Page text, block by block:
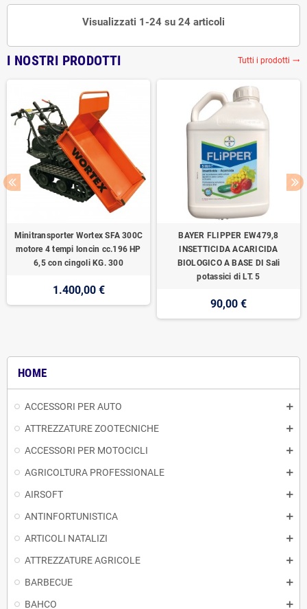
HOME
ACCESSORI PER AUTO
ATTREZZATURE ZOOTECNICHE
ACCESSORI PER MOTOCICLI
AGRICOLTURA PROFESSIONALE
AIRSOFT
ANTINFORTUNISTICA
ARTICOLI NATALIZI
ATTREZZATURE AGRICOLE
BARBECUE
BAHCO
Visualizzati 1-24 su 24 articoli
I NOSTRI PRODOTTI Tutti i prodotti trending_flat
Minitransporter Wortex SFA 300C
motore 4 tempi loncin cc.196 HP
6,5 con cingoli KG. 300
1.400,00 €
BAYER FLIPPER EW479,8
INSETTICIDA ACARICIDA
BIOLOGICO A BASE DI Sali
potassici di LT. 5
90,00 €